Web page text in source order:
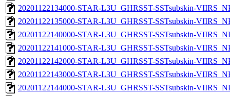
20201122134000-STAR-L3U_GHRSST-SSTsubskin-
20201122135000-STAR-L3U_GHRSST-SSTsubskin-
20201122140000-STAR-L3U_GHRSST-SSTsubskin-
20201122141000-STAR-L3U_GHRSST-SSTsubskin-
20201122142000-STAR-L3U_GHRSST-SSTsubskin-
20201122143000-STAR-L3U_GHRSST-SSTsubskin-
20201122144000-STAR-L3U_GHRSST-SSTsubskin-